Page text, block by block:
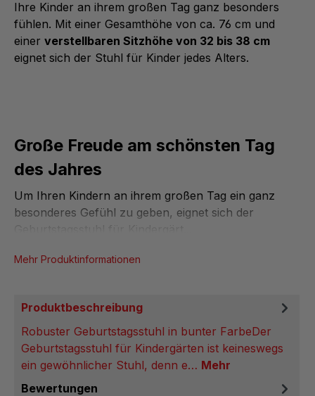
Ihre Kinder an ihrem großen Tag ganz besonders
fühlen. Mit einer Gesamthöhe von ca. 76 cm und
einer verstellbaren Sitzhöhe von 32 bis 38 cm
eignet sich der Stuhl für Kinder jedes Alters.
Große Freude am schönsten Tag
des Jahres
Um Ihren Kindern an ihrem großen Tag ein ganz
besonderes Gefühl zu geben, eignet sich der
Mehr Produktinformationen
Produktbeschreibung
Robuster Geburtstagsstuhl in bunter FarbeDer
Geburtstagsstuhl für Kindergärten ist keineswegs
ein gewöhnlicher Stuhl, denn e… Mehr
Bewertungen